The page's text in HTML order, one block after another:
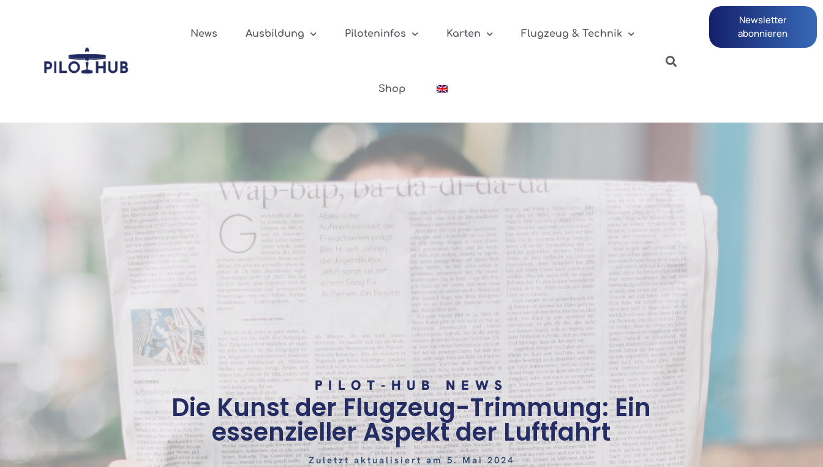
News Ausbildung Piloteninfos Karten Flugzeug & Technik
Shop
Newsletter
abonnieren
PILOT-HUB NEWS
Die Kunst der Flugzeug-Trimmung: Ein
essenzieller Aspekt der Luftfahrt
Zuletzt aktualisiert am 5. Mai 2024